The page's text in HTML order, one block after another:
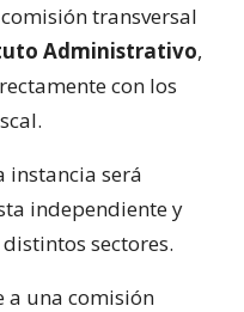
transversal
Administrativo,
con los
instancia será
independiente y
sectores.
a una comisión